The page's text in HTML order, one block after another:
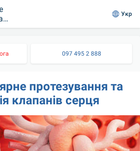
Укр
097 495 2 888
протезування та
клапанів серця